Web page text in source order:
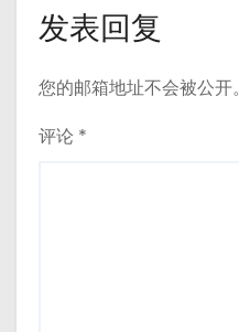
发表回复
您的邮箱地址不会被公开。
评论 *